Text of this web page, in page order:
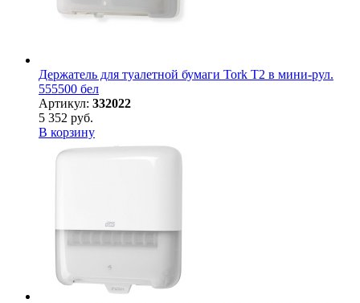
Держатель для туалетной бумаги Tork Т2 в мини-рул.
555500 бел
Артикул: 332022
5 352 руб.
В корзину